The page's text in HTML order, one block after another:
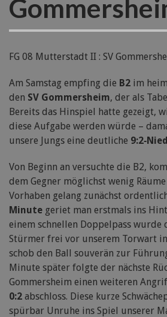
FG 08 Mutterstadt II : SV
Am Samstag empfing die B2 im
den SV Gommersheim, der als
Bereits das Hinspiel hatte gezeigt,
diese Aufgabe werden würde –
unsere Jungs eine deutliche
Von Beginn an versuchte die B2,
dem Gegner möglichst wenig
Vorhaben gelang zunächst
Minute geriet man erstmals ins
einem schnellen Doppelpass wurde
Stürmer frei vor unserem Torwart in
schob den Ball souverän zur
Minute später folgte der nächste
Gommersheim einen weiteren
0:2 abschloss. Diese kurze
spürbar Unruhe ins Spiel unserer